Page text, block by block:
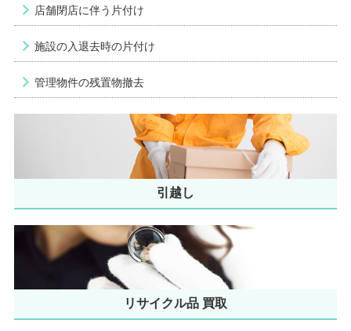
店舗閉店に伴う片付け
施設の入退去時の片付け
管理物件の残置物撤去
引越し
リサイクル品 買取